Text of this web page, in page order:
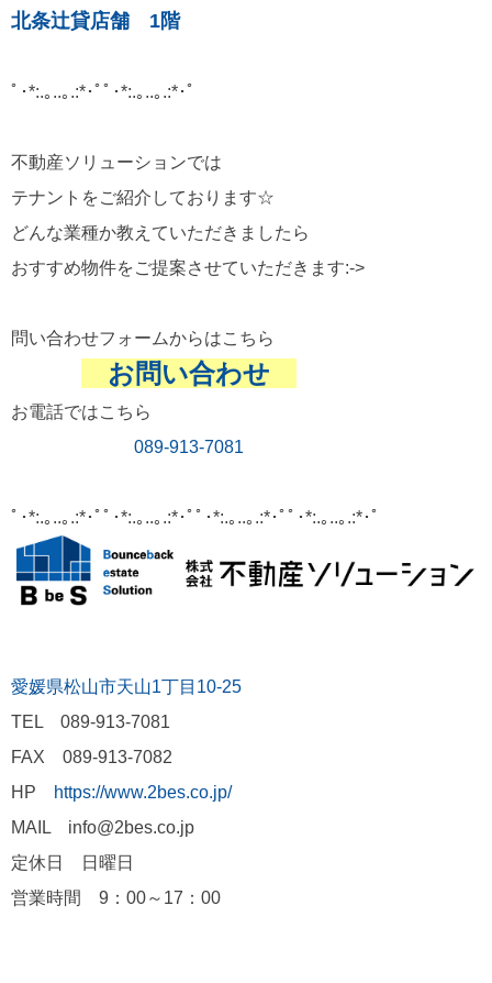
北条辻貸店舗 1階
ﾟ･*:.｡..｡.:*･ﾟﾟ･*:.｡..｡.:*･ﾟ
不動産ソリューションでは
テナントをご紹介しております☆
どんな業種か教えていただきましたら
おすすめ物件をご提案させていただきます:->
問い合わせフォームからはこちら
お問い合わせ
お電話ではこちら
089-913-7081
ﾟ･*:.｡..｡.:*･ﾟﾟ･*:.｡..｡.:*･ﾟﾟ･*:.｡..｡.:*･ﾟﾟ･*:.｡..｡.:*･ﾟ
愛媛県松山市天山1丁目10-25
TEL 089-913-7081
FAX 089-913-7082
HP
https://www.2bes.co.jp/
MAIL info@2bes.co.jp
定休日 日曜日
営業時間 9：00～17：00